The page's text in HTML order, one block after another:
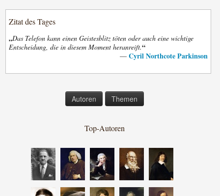
Zitat des Tages
„Das Telefon kann einen Geistesblitz töten oder auch eine wichtige
Entscheidung, die in diesem Moment heranreift.“
— Cyril Northcote Parkinson
Autoren Themen
Top-Autoren